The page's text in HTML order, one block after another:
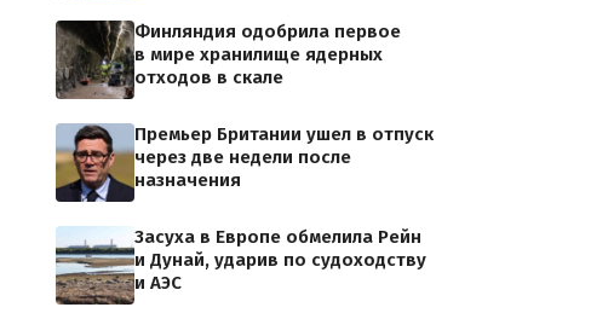
Финляндия одобрила первое
в мире хранилище ядерных
отходов в скале
Премьер Британии ушел в отпуск
через две недели после
назначения
Засуха в Европе обмелила Рейн
и Дунай, ударив по судоходству
и АЭС